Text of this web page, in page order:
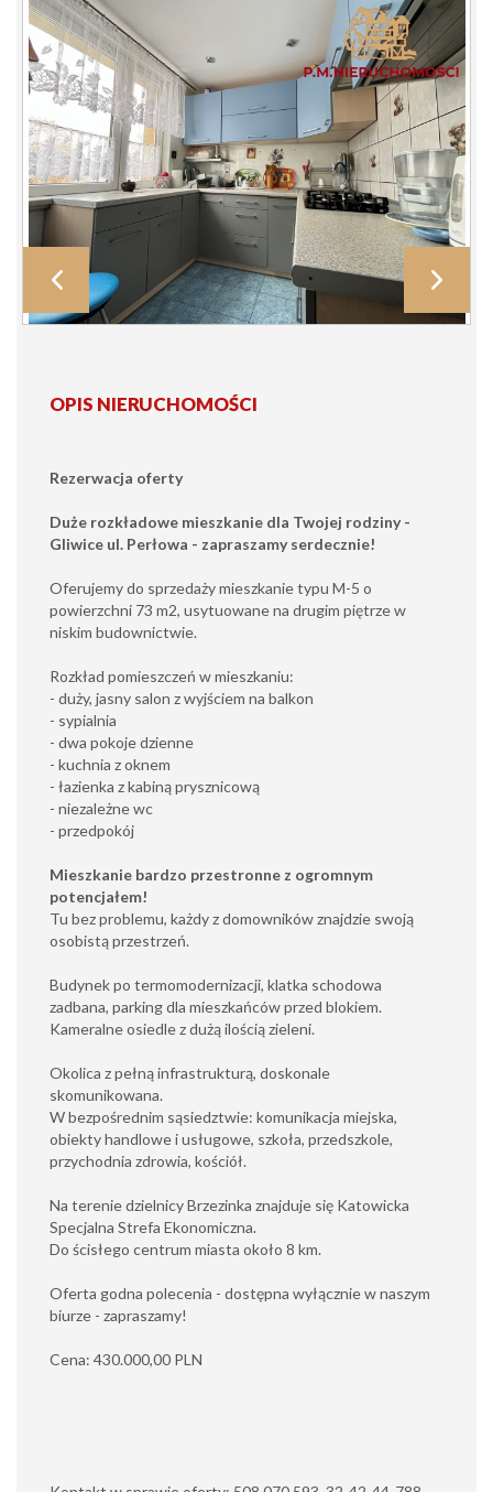
OPIS NIERUCHOMOŚCI
Rezerwacja oferty
Duże rozkładowe mieszkanie dla Twojej rodziny -
Gliwice ul. Perłowa - zapraszamy serdecznie!
Oferujemy do sprzedaży mieszkanie typu M-5 o
powierzchni 73 m2, usytuowane na drugim piętrze w
niskim budownictwie.
Rozkład pomieszczeń w mieszkaniu:
- duży, jasny salon z wyjściem na balkon
- sypialnia
- dwa pokoje dzienne
- kuchnia z oknem
- łazienka z kabiną prysznicową
- niezależne wc
- przedpokój
Mieszkanie bardzo przestronne z ogromnym
potencjałem!
Tu bez problemu, każdy z domowników znajdzie swoją
osobistą przestrzeń.
Budynek po termomodernizacji, klatka schodowa
zadbana, parking dla mieszkańców przed blokiem.
Kameralne osiedle z dużą ilością zieleni.
Okolica z pełną infrastrukturą, doskonale
skomunikowana.
W bezpośrednim sąsiedztwie: komunikacja miejska,
obiekty handlowe i usługowe, szkoła, przedszkole,
przychodnia zdrowia, kościół.
Na terenie dzielnicy Brzezinka znajduje się Katowicka
Specjalna Strefa Ekonomiczna.
Do ścisłego centrum miasta około 8 km.
Oferta godna polecenia - dostępna wyłącznie w naszym
biurze - zapraszamy!
Cena: 430.000,00 PLN